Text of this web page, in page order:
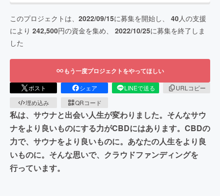
このプロジェクトは、 2022/09/15に募集を開始し、 40人の支援
により 242,500円の資金を集め、 2022/10/25に募集を終了しま
した
もう一度プロジェクトをやってほしい
ポスト シェア LINEで送る
URLコピー
埋め込み
QRコード
私は、サウナと出会い人生が変わりました。そんなサウ
ナをより良いものにする力がCBDにはあります。CBDの
力で、サウナをより良いものに。あなたの人生をより良
いものに。そんな思いで、クラウドファンディングを
行っています。